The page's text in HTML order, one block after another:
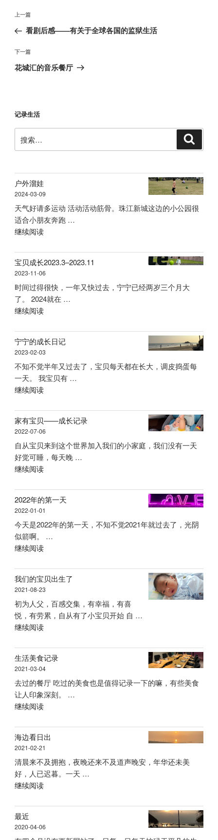
文
导
航
上
一
文
章
上一篇
看剧后感——有关于全球各国的监狱生活
下
一
下一篇
花城汇的音乐餐厅
记录生活
索：
户外溜娃
2024-03-09
天气好请多运动 活动活动筋骨。珠江新城这边的小公园很
适合小朋友奔跑 …
继续阅读“户
溜
娃”
宝贝成长2023.3–2023.11
2023-11-06
时间过得很快，一年又快过去，宁宁已经两岁三个月大
了。 2024就在 …
继续阅读“宝
成
长
2023.3
–
2023.11”
宁宁的成长日记
2023-02-03
不知不觉半年又过去了，宝贝每天都在长大，调皮捣蛋每
一天。 我宝贝有 …
继续阅读“宁
的
成
长
日
记”
家有宝贝——成长记录
2022-07-06
自从宝贝来到这个世界加入我们的小家庭，我们没有一天
好觉可睡，每天晚 …
继续阅读“家
宝
贝
——
成
长
记
2022年的第一天
2022-01-01
今天是2022年的第一天，不知不觉2021年就过去了，光阴
似箭啊。 …
继续阅读“2022
的
第
一
天”
我们的宝贝出生了
2021-08-23
初为人父，百感交集，有幸福，有喜
悦，有劳累，自从有了小宝贝开始 自 …
继续阅读“我
的
宝
贝
出
生
了”
生活美食记录
2021-03-04
去过的餐厅 吃过的美食也是值得记录一下的嘛，有些美食
让人印象深刻。 …
继续阅读“生
美
食
记
录”
海边看日出
2021-02-21
清晨来不及拥抱，夜晚还来不及道声晚安，年华还未美
好，人已迟暮。一天 …
继续阅读“海
看
出”
最近
2020-04-06